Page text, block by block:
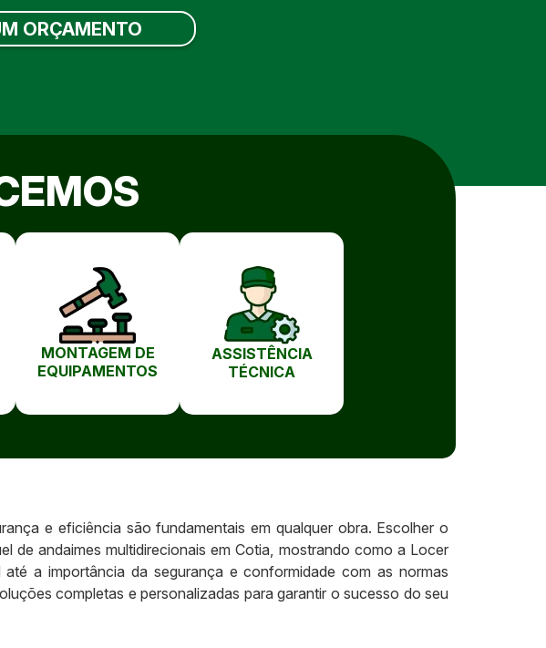
ORÇAMENTO
MONTAGEM DE
EQUIPAMENTOS
ASSISTÊNCIA
TÉCNICA
e eficiência são fundamentais em qualquer obra. Escolher o
de andaimes multidirecionais em Cotia, mostrando como a Locer
a importância da segurança e conformidade com as normas
completas e personalizadas para garantir o sucesso do seu